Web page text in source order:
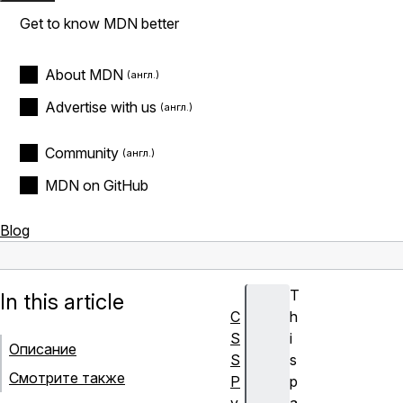
Get to know MDN better
About MDN
Advertise with us
Community
MDN on GitHub
Blog
T
h
i
s
p
In this article
Описание
Смотрите также
C
S
S
Р